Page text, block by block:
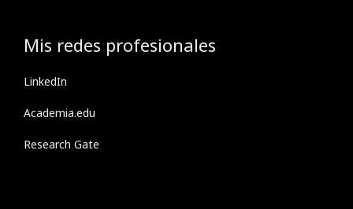
Mis redes profesionales
LinkedIn
Academia.edu
Research Gate